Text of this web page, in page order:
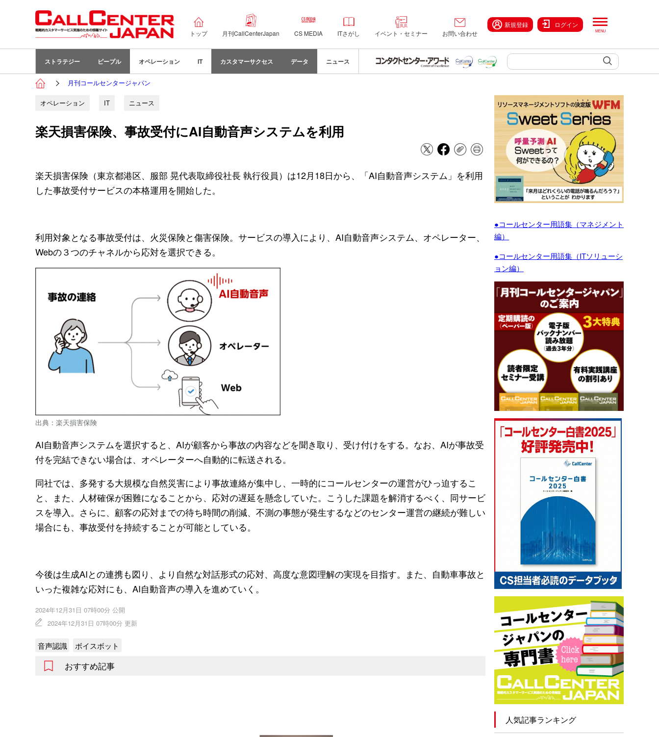
トップ 月刊CallCenterJapan CS MEDIA ITさがし イベント・セミナー お問い合わせ
新規登録 ログイン
ストラテジー ピープル オペレーション IT カスタマーサクセス データ ニュース
月刊コールセンタージャパン
オペレーション IT ニュース
楽天損害保険、事故受付にAI自動音声システムを利用
楽天損害保険（東京都港区、服部 晃代表取締役社長 執行役員）は12月18日から、「AI自動音声システム」を利用
した事故受付サービスの本格運用を開始した。
利用対象となる事故受付は、火災保険と傷害保険。サービスの導入により、AI自動音声システム、オペレーター、
Webの３つのチャネルから応対を選択できる。
出典：楽天損害保険
AI自動音声システムを選択すると、AIが顧客から事故の内容などを聞き取り、受け付けをする。なお、AIが事故受
付を完結できない場合は、オペレーターへ自動的に転送される。
同社では、多発する大規模な自然災害により事故連絡が集中し、一時的にコールセンターの運営がひっ迫するこ
と、また、人材確保が困難になることから、応対の遅延を懸念していた。こうした課題を解消するべく、同サービ
スを導入。さらに、顧客の応対までの待ち時間の削減、不測の事態が発生するなどのセンター運営の継続が難しい
場合にも、事故受付を持続することが可能としている。
今後は生成AIとの連携も図り、より自然な対話形式の応対、高度な意図理解の実現を目指す。また、自動車事故と
いった複雑な応対にも、AI自動音声の導入を進めていく。
2024年12月31日 07時00分 公開
2024年12月31日 07時00分 更新
音声認識 ボイスボット
おすすめ記事
●コールセンター用語集（マネジメント
編）
●コールセンター用語集（ITソリューシ
ョン編）
人気記事ランキング